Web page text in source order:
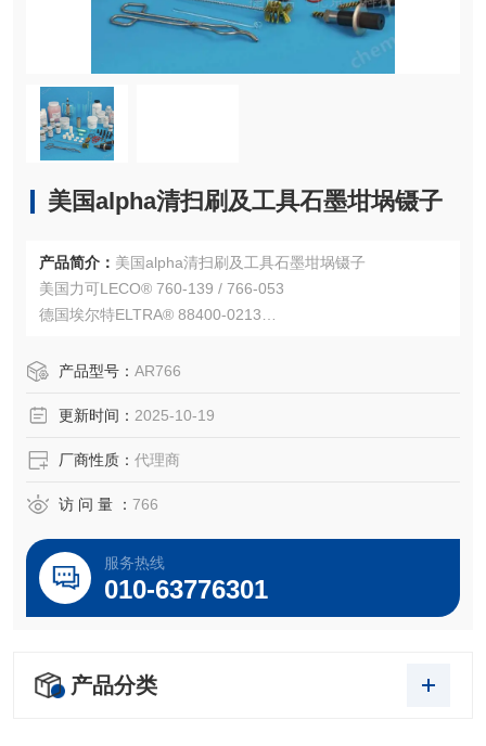
美国alpha清扫刷及工具石墨坩埚镊子
产品简介： 美国alpha清扫刷及工具石墨坩埚镊子
美国力可LECO® 760-139 / 766-053
德国埃尔特ELTRA® 88400-0213
注：使用OEM编号仅仅是为了方便查询，并不代表产品来自
于所对应仪器。
产品型号： AR766
更新时间： 2025-10-19
厂商性质： 代理商
访 问 量 ： 766
服务热线
010-63776301
产品分类